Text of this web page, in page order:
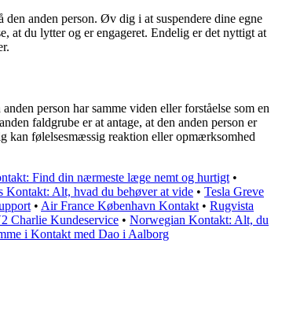
anden person. Øv dig i at suspendere dine egne
at du lytter og er engageret. Endelig er det nyttigt at
person har samme viden eller forståelse som en
faldgrube er at antage, at den anden person er
kan følelsesmæssig reaktion eller opmærksomhed
Find din nærmeste læge nemt og hurtigt •
Kontakt: Alt, hvad du behøver at vide • Tesla Greve
• Air France København Kontakt • Rugvista
Charlie Kundeservice • Norwegian Kontakt: Alt, du
i Kontakt med Dao i Aalborg